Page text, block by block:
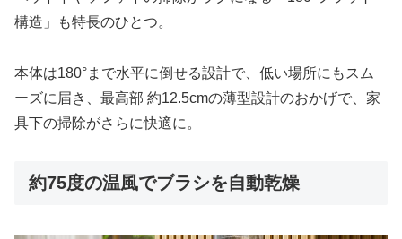
構造」も特長のひとつ。
本体は180°まで水平に倒せる設計で、低い場所にもスム
ーズに届き、最高部 約12.5cmの薄型設計のおかげで、家
具下の掃除がさらに快適に。
約75度の温風でブラシを自動乾燥